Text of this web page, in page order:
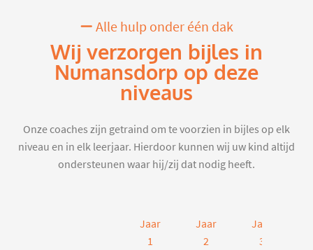
Alle hulp onder één dak
Wij verzorgen bijles in
Numansdorp op deze
niveaus
Onze coaches zijn getraind om te voorzien in bijles op elk
niveau en in elk leerjaar. Hierdoor kunnen wij uw kind altijd
ondersteunen waar hij/zij dat nodig heeft.
Jaar
1
Jaar
2
Jaar
3